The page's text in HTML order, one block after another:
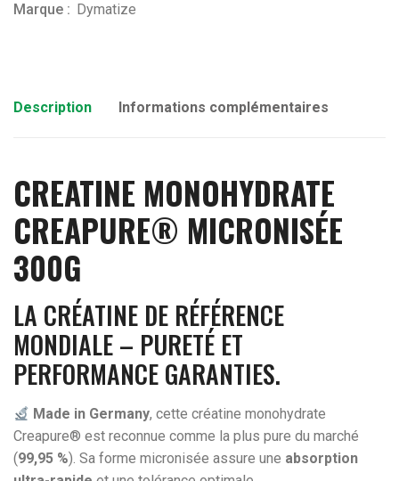
Marque : Dymatize
Description Informations complémentaires
CREATINE MONOHYDRATE
CREAPURE® MICRONISÉE
300G
LA CRÉATINE DE RÉFÉRENCE
MONDIALE – PURETÉ ET
PERFORMANCE GARANTIES.
Made in Germany, cette créatine monohydrate
Creapure® est reconnue comme la plus pure du marché
(99,95 %). Sa forme micronisée assure une absorption